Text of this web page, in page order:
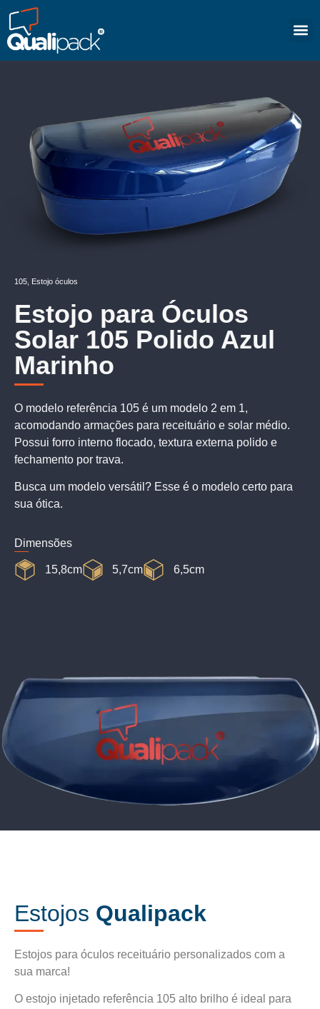
105 Estojo óculos
Estojo para Óculos
Solar 105 Polido Azul
Marinho
O modelo referência 105 é um modelo 2 em 1,
acomodando armações para receituário e solar médio.
Possui forro interno flocado, textura externa polido e
fechamento por trava.
Busca um modelo versátil? Esse é o modelo certo para
sua ótica.
Dimensões
15,8cm 5,7cm 6,5cm
Estojos Qualipack
Estojos para óculos receituário personalizados com a
sua marca!
O estojo injetado referência 105 alto brilho é ideal para